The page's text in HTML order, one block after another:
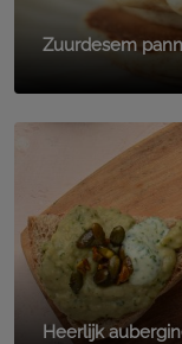
Zuurdesem
Heerlijk